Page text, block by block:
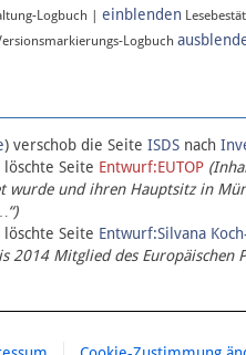
Logbuch | einblenden
Logbuch
) verschob die Seite ISDS nach
löschte Seite Entwurf:EUTOP
wurde und ihren Hauptsitz in
löschte Seite Entwurf:Silvana
2014 Mitglied des